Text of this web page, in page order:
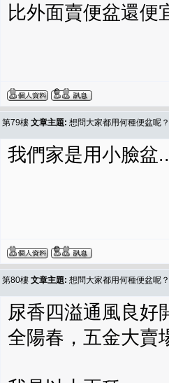
比外面賣便盆還
第79樓 文章主題: 想問大家都用何種便盆呢？
我們家是用小臉盆
第80樓 文章主題: 想問大家都用何種便盆呢？
尿香四溢通風良好
全陽春，五金大